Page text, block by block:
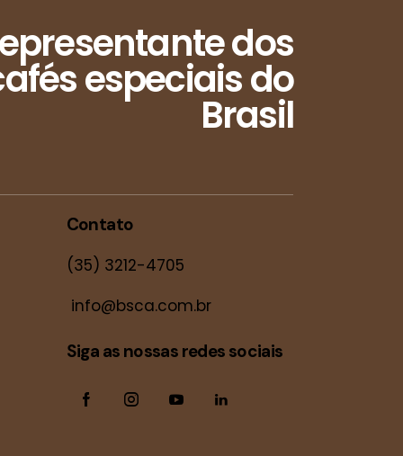
dos
especiais do
Brasil
Contato
(35) 3212-4705
info@bsca.com.br
Siga as nossas redes sociais